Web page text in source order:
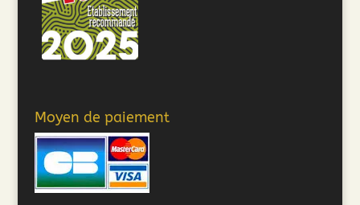
Moyen de paiement